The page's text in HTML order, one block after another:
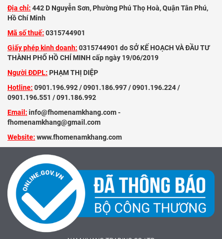
Địa chỉ: 442 D Nguyễn Sơn, Phường Phú Thọ Hoà, Quận Tân Phú,
Hồ Chí Minh
Mã số thuế: 0315744901
Giấy phép kinh doanh: 0315744901 do SỞ KẾ HOẠCH VÀ ĐẦU TƯ
THÀNH PHỐ HỒ CHÍ MINH cấp ngày 19/06/2019
Người ĐDPL: PHẠM THỊ DIỆP
Hotline: 0901.196.992 / 0901.186.997 / 0901.196.224 /
0901.196.551 / 091.186.992
Email: info@fhomenamkhang.com -
fhomenamkhang@gmail.com
Website: www.fhomenamkhang.com